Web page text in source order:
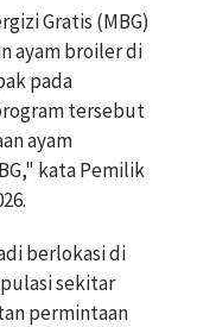
Gratis (MBG)
ayam broiler di
pada
tersebut
ayam
kata Pemilik
berlokasi di
sekitar
permintaan